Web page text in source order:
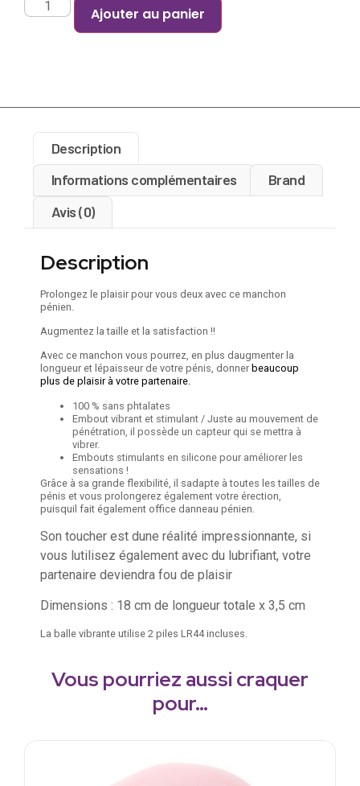
Ajouter au panier
Description
Informations complémentaires
Brand
Avis (0)
Description
Prolongez le plaisir pour vous deux avec ce manchon
pénien.
Augmentez la taille et la satisfaction !!
Avec ce manchon vous pourrez, en plus daugmenter la
longueur et lépaisseur de votre pénis, donner beaucoup
plus de plaisir à votre partenaire.
100 % sans phtalates
Embout vibrant et stimulant / Juste au mouvement de
pénétration, il possède un capteur qui se mettra à
vibrer.
Embouts stimulants en silicone pour améliorer les
sensations !
Grâce à sa grande flexibilité, il sadapte à toutes les tailles de
pénis et vous prolongerez également votre érection,
puisquil fait également office danneau pénien.
Son toucher est dune réalité impressionnante, si
vous lutilisez également avec du lubrifiant, votre
partenaire deviendra fou de plaisir
Dimensions : 18 cm de longueur totale x 3,5 cm
La balle vibrante utilise 2 piles LR44 incluses.
Vous pourriez aussi craquer
pour…